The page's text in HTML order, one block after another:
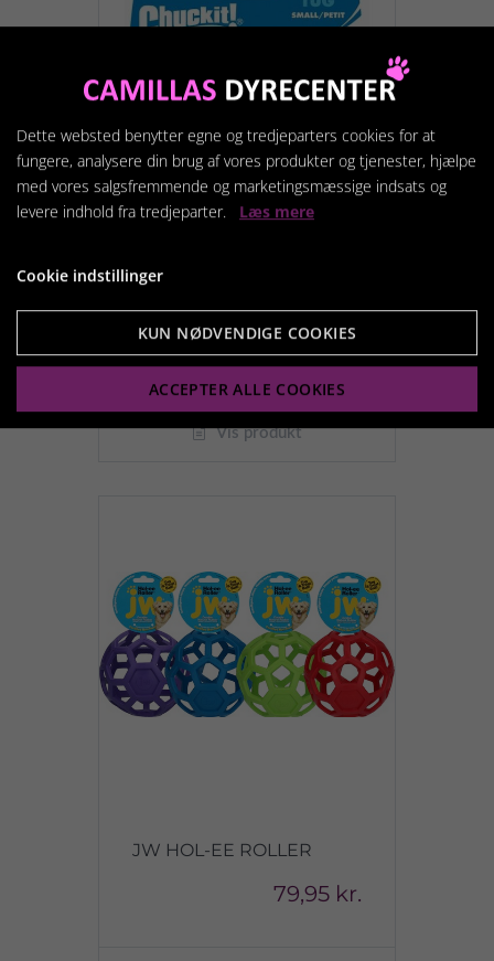
Chuckit Ultra Tug
89,95 kr.
Vis produkt
JW HOL-EE ROLLER
79,95 kr.
Dette websted benytter egne og tredjeparters cookies for at
fungere, analysere din brug af vores produkter og tjenester, hjælpe
med vores salgsfremmende og marketingsmæssige indsats og
levere indhold fra tredjeparter. Læs mere
Cookie indstillinger
KUN NØDVENDIGE COOKIES
ACCEPTER ALLE COOKIES